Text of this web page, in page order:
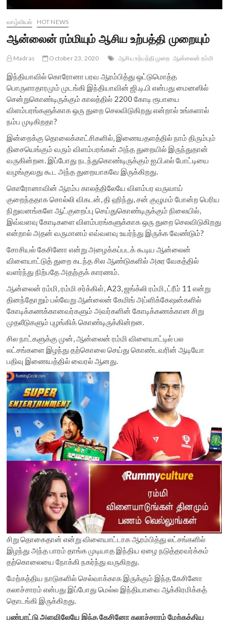
வாழ்வியல் HOT NEWS
ஆன்லைன் ரம்மியும் ஆசிய உற்பத்தி முறையும்
Madras October 23, 2020 ஆசிய உற்பத்தி முறை ஆன்லைன் ரம்மி
இந்தியாவில் கொரோனா பரவ ஆரம்பித்து ஒட்டுமொத்த
பொருளாதாரமும் முடங்கி இந்தியாவின் ஜி.டி.பி என்பது மைனஸில்
சென்றுகொண்டிருக்கும் காலத்தில் 2200 கோடி ரூபாயை
விளம்பரங்களுக்காக ஒரு துறை செலவிடுகிறது என்றால் உங்களால்
நம்ப முடிகிறதா?
இன்றைக்கு தொலைக்காட்சிகளில், இணையதளத்தில் நாம் திரும்பும்
திசையெங்கும் வரும் விளம்பரங்கள் அந்த துறையில் இருந்துதான்
வருகின்றன. இப்போது நடந்துகொண்டிருக்கும் ஐ.பி.எல் போட்டியை
வழங்குவது கூட அந்த துறையாகவே இருக்கிறது.
கொரோனாவின் ஆரம்ப காலத்திலேயே விளம்பர வருவாய்
குறைந்ததாக சொல்லி விகடன், தி ஹிந்து, சன் குழுமம் போன்ற பெரிய
நிறுவனங்களே ஆட்குறைப்பு செய்துகொண்டிருக்கும் நிலையில்,
இவ்வளவு கோடிகளை விளம்பரங்களுக்காக ஒரு துறை செலவிடுகிறது
என்றால் அதன் வருமானம் எவ்வளவு உயர்ந்து இருக்க வேண்டும்?
சோசியல் கேசினோ என்று அழைக்கப்படக் கூடிய ஆன்லைன்
விளையாட்டுத் துறை கடந்த சில ஆண்டுகளில் அசுர வேகத்தில்
வளர்ந்து நிற்பதே அதற்குக் காரணம்.
ஆன்லைன் ரம்மி, ரம்மி சர்க்கிள், A23, ஜங்க்லி ரம்மி, ட்ரீம் 11 என்று
தினந்தோறும் பல்வேறு ஆன்லைன் கேமிங் அப்ளிக்கேஷன்களில்
கோடிக்கணக்கானவர்களும் அவர்களின் கோடிக்கணக்கான சிறு
முதலீடுகளும் புழங்கிக் கொண்டிருக்கின்றன.
சில நாட்களுக்கு முன், ஆன்லைன் ரம்மி விளையாட்டில் பல
லட்சங்களை இழந்து தற்கொலை செய்து கொண்டவரின் ஆடியோ
பதிவு இணையத்தில் வைரல் ஆனது.
சிறு தொகைதான் என்று விளையாட்டாக ஆரம்பித்து லட்சங்களில்
இழந்து அந்த பாரம் தாங்க முடியாத இந்திய ஏழை நடுத்தரவர்க்கம்
தற்கொலையை நோக்கி நகர்ந்து வருகிறது.
மேற்கத்திய நாடுகளில் செல்வாக்காக இருக்கும் இந்த கேசினோ
கலாச்சாரம் என்பது இப்போது மெல்ல இந்தியாவை ஆக்கிரமிக்கத்
தொடங்கி இருக்கிறது.
பண்பாட்டு அளவிலேயே இந்த கேசினோ கலாச்சாரம் மேற்கத்திய